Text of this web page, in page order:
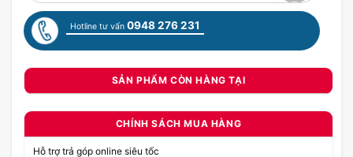
Hotline tư vấn 0948 276 231
SẢN PHẨM CÒN HÀNG TẠI
CHÍNH SÁCH MUA HÀNG
Hỗ trợ trả góp online siêu tốc